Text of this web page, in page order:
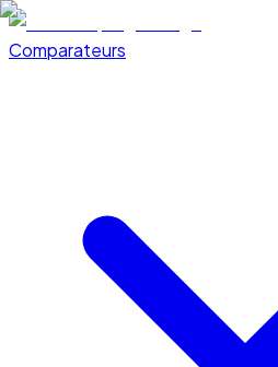
Comparateurs